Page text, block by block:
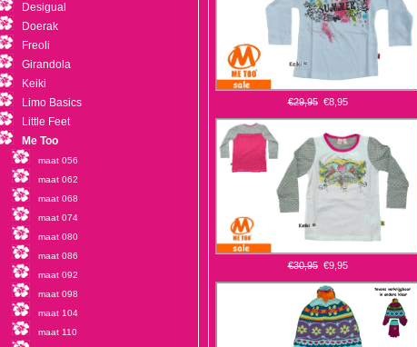
€29,95 €8,95
€30,95 €9,95
Desigual
Doerak
Freoli
Girandola
Keiki
Limo Basics
Little Feet
Me Too
maat 056
maat 062
maat 068
maat 074
maat 080
maat 086
maat 092
maat 098
maat 104
maat 110